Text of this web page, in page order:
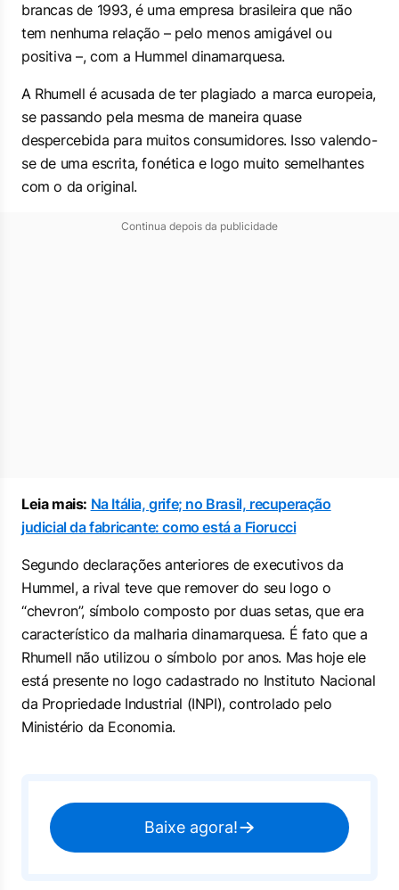
brancas de 1993, é uma empresa brasileira que não
tem nenhuma relação – pelo menos amigável ou
positiva –, com a Hummel dinamarquesa.
A Rhumell é acusada de ter plagiado a marca europeia,
se passando pela mesma de maneira quase
despercebida para muitos consumidores. Isso valendo-
se de uma escrita, fonética e logo muito semelhantes
com o da original.
Continua depois da publicidade
Leia mais: Na Itália, grife; no Brasil, recuperação
judicial da fabricante: como está a Fiorucci
Segundo declarações anteriores de executivos da
Hummel, a rival teve que remover do seu logo o
“chevron”, símbolo composto por duas setas, que era
característico da malharia dinamarquesa. É fato que a
Rhumell não utilizou o símbolo por anos. Mas hoje ele
está presente no logo cadastrado no Instituto Nacional
da Propriedade Industrial (INPI), controlado pelo
Ministério da Economia.
Baixe agora!